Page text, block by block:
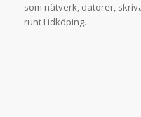
som nätverk, datorer,
runt Lidköping.